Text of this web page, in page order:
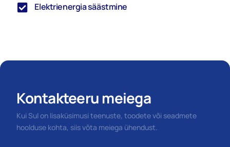
Elektrienergia säästmine
Kontakteeru meiega
Kui Sul on lisaküsimusi teenuste, toodete või seadmete
hoolduse kohta, siis võta meiega ühendust.